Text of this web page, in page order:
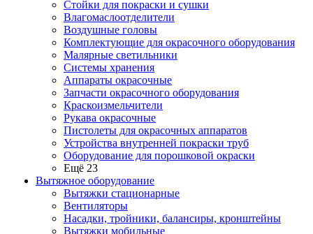
Стойки для покраски и сушки
Влагомаслоотделители
Воздушные головы
Комплектующие для окрасочного оборудования
Малярные светильники
Системы хранения
Аппараты окрасочные
Запчасти окрасочного оборудования
Краскоизмельчители
Рукава окрасочные
Пистолеты для окрасочных аппаратов
Устройства внутренней покраски труб
Оборудование для порошковой окраски
Ещё 23
Вытяжное оборудование
Вытяжки стационарные
Вентиляторы
Насадки, тройники, балансиры, кронштейны
Вытяжки мобильные